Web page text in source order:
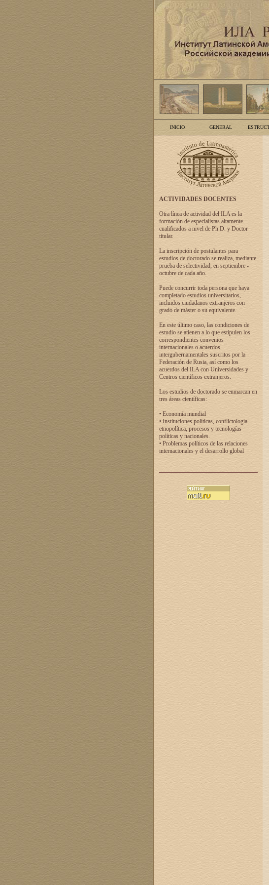
INICIO GENERAL
ACTIVIDADES DOCENTES
Otra línea de actividad del ILA es la
formación de especialistas altamente
cualificados a nivel de Ph.D. y Doctor
titular.
La inscripción de postulantes para
estudios de doctorado se realiza, mediante
prueba de selectividad, en septiembre -
octubre de cada año.
Puede concurrir toda persona que haya
completado estudios universitarios,
incluidos ciudadanos extranjeros con
grado de máster o su equivalente.
En este último caso, las condiciones de
estudio se atienen a lo que estipulen los
correspondientes convenios
internacionales o acuerdos
intergubernamentales suscritos por la
Federación de Rusia, así como los
acuerdos del ILA con Universidades y
Centros científicos extranjeros.
Los estudios de doctorado se enmarcan en
tres áreas científicas:
• Economía mundial
• Instituciones políticas, conflictología
etnopolítica, procesos y tecnologías
políticas y nacionales.
• Problemas políticos de las relaciones
internacionales y el desarrollo global